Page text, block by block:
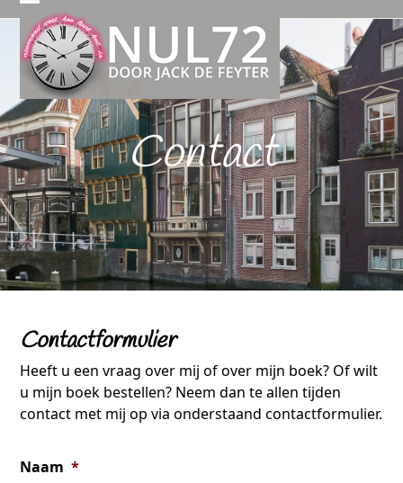
Open
mobile
menu
Close
mobile
menu
Contact
Contactformulier
Heeft u een vraag over mij of over mijn boek? Of wilt
u mijn boek bestellen? Neem dan te allen tijden
contact met mij op via onderstaand contactformulier.
Naam *